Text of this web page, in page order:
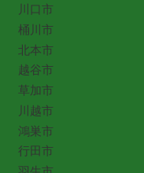
川口市
桶川市
北本市
越谷市
草加市
川越市
鴻巣市
行田市